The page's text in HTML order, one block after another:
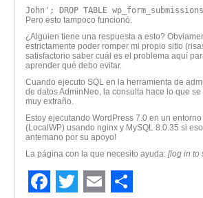
John'; DROP TABLE
Pero esto tampoco funcionó.
¿Alguien tiene una respuesta a esto?
estrictamente poder romper mi propio sitio
satisfactorio saber cuál es el problema aquí
aprender qué debo evitar.
Cuando ejecuto SQL en la herramienta de
de datos AdminNeo, la consulta hace lo que
muy extraño.
Estoy ejecutando WordPress 7.0 en un
(LocalWP) usando nginx y MySQL 8.0.35 si
antemano por su apoyo!
La página con la que necesito ayuda: [log in to